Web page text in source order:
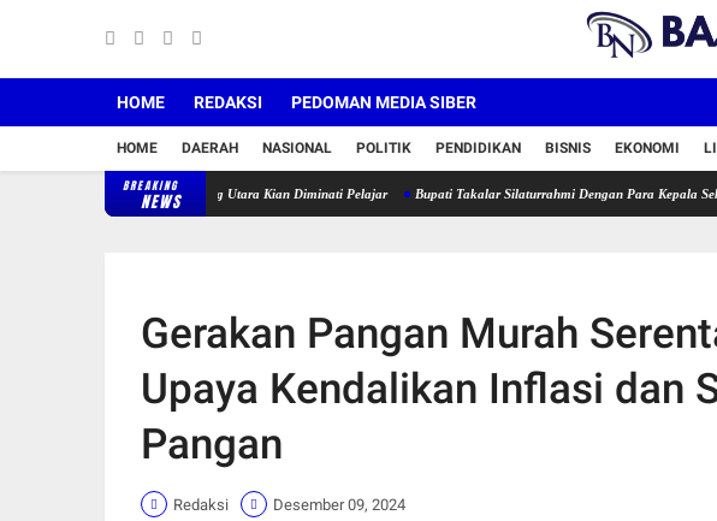
HOME REDAKSI PEDOMAN MEDIA SIBER
HOME DAERAH NASIONAL POLITIK PENDIDIKAN BISNIS EKONOMI
BREAKING
NEWS
SMK Negeri 4 Galesong Utara Kian Diminati Pelajar Bupati Takalar Silaturrahmi Dengan Para Kepala Sekolah di
Gerakan Pangan Murah
Upaya Kendalikan Inflasi dan
Pangan
Redaksi Desember 09, 2024